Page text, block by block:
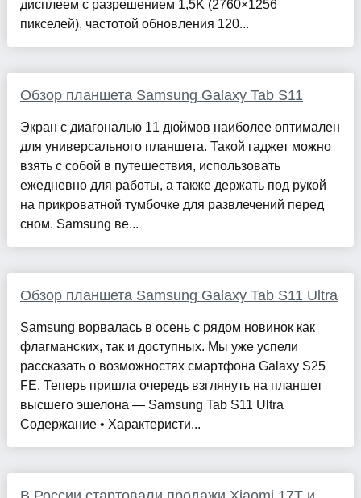
дисплеем с разрешением 1,5K (2760×1256
пикселей), частотой обновления 120...
Обзор планшета Samsung Galaxy Tab S11
Экран с диагональю 11 дюймов наиболее оптимален
для универсального планшета. Такой гаджет можно
взять с собой в путешествия, использовать
ежедневно для работы, а также держать под рукой
на прикроватной тумбочке для развлечений перед
сном. Samsung ве...
Обзор планшета Samsung Galaxy Tab S11 Ultra
Samsung ворвалась в осень с рядом новинок как
флагманских, так и доступных. Мы уже успели
рассказать о возможностях смартфона Galaxy S25
FE. Теперь пришла очередь взглянуть на планшет
высшего эшелона — Samsung Tab S11 Ultra
Содержание • Характеристи...